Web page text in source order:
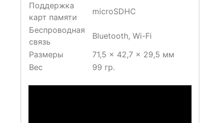
Поддержка
карт памяти
microSDHC
Беспроводная
связь
Bluetooth, Wi-Fi
Размеры
71,5 x 42,7 x 29,5 мм
Вес
99 гр.